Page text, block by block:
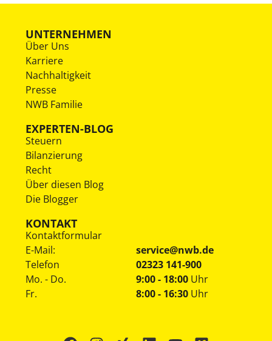
UNTERNEHMEN
Über Uns
Karriere
Nachhaltigkeit
Presse
NWB Familie
EXPERTEN-BLOG
Steuern
Bilanzierung
Recht
Über diesen Blog
Die Blogger
KONTAKT
Kontaktformular
E-Mail:
service@nwb.de
Telefon
02323 141-900
Mo. - Do.
Fr.
9:00 - 18:00 Uhr
8:00 - 16:30 Uhr